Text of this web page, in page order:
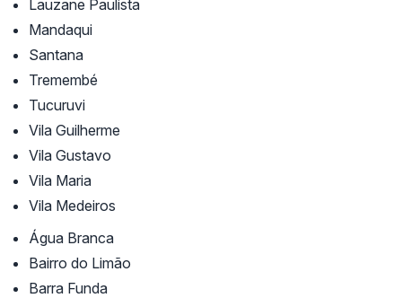
Lauzane Paulista
Mandaqui
Santana
Tremembé
Tucuruvi
Vila Guilherme
Vila Gustavo
Vila Maria
Vila Medeiros
Água Branca
Bairro do Limão
Barra Funda